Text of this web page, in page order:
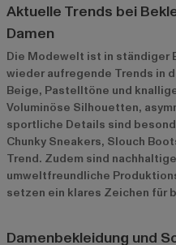
Aktuelle Trends bei
Damen
Die Modewelt ist in ständiger
wieder aufregende Trends in
Beige, Pastelltöne und
Voluminöse Silhouetten,
sportliche Details sind
Chunky Sneakers, Slouch
Trend. Zudem sind
umweltfreundliche
setzen ein klares Zeichen für
Damenbekleidung und